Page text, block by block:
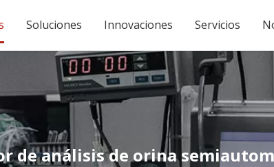
Soluciones Innovaciones Servicios
de análisis de orina